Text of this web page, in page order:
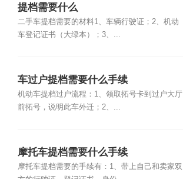
提档需要什么
二手车提档需要的材料1、车辆行驶证；2、机动
车登记证书（大绿本）；3、...
车过户提档需要什么手续
机动车提档过户流程：1、领取拓号卡到过户大厅
前拓号，说明此车外迁；2、...
摩托车提档需要什么手续
摩托车提档需要的手续有：1、带上自己和卖家双